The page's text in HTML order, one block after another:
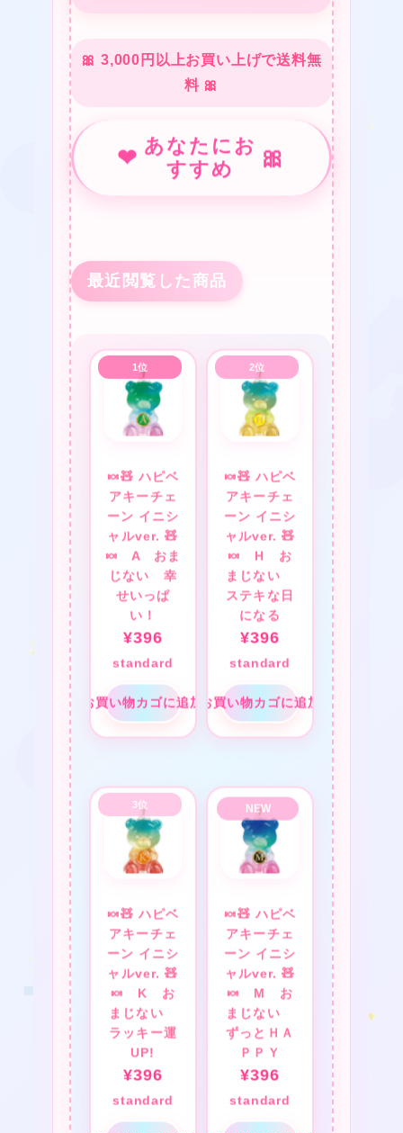
🎀 3,000円以上お買い上げで送料無
料 🎀
❤ あなたにお
すすめ
🎀
最近閲覧した商品
🍬🧸 ハピベ
アキーチェ
ーン イニシ
ャルver. 🧸
🍬 A おま
じない 幸
せいっぱ
い！
¥396
standard
お買い物カゴに追加
🍬🧸 ハピベ
アキーチェ
ーン イニシ
ャルver. 🧸
🍬 H お
まじない
ステキな日
になる
¥396
standard
お買い物カゴに追加
🍬🧸 ハピベ
アキーチェ
ーン イニシ
ャルver. 🧸
🍬 K お
まじない
ラッキー運
UP!
¥396
standard
🍬🧸 ハピベ
アキーチェ
ーン イニシ
ャルver. 🧸
🍬 M お
まじない
ずっとＨＡ
ＰＰＹ
¥396
standard
❤
❤
❤
❤
★
❤
★